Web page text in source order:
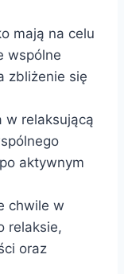
mają na celu
wspólne
zbliżenie się
w relaksującą
aktywnym
chwile w
relaksie,
oraz